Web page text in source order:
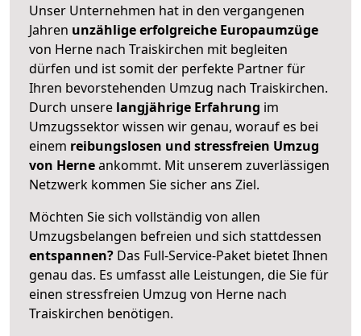
Unser Unternehmen hat in den vergangenen
Jahren unzählige erfolgreiche Europaumzüge
von Herne nach Traiskirchen mit begleiten
dürfen und ist somit der perfekte Partner für
Ihren bevorstehenden Umzug nach Traiskirchen.
Durch unsere langjährige Erfahrung im
Umzugssektor wissen wir genau, worauf es bei
einem reibungslosen und stressfreien Umzug
von Herneankommt. Mit unserem zuverlässigen
Netzwerk kommen Sie sicher ans Ziel.
Möchten Sie sich vollständig von allen
Umzugsbelangen befreien und sich stattdessen
entspannen? Das Full-Service-Paket bietet Ihnen
genau das. Es umfasst alle Leistungen, die Sie für
einen stressfreien Umzug von Herne nach
Traiskirchen benötigen.